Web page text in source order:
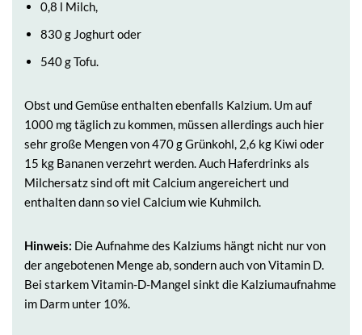
0,8 l Milch,
830 g Joghurt oder
540 g Tofu.
Obst und Gemüse enthalten ebenfalls Kalzium. Um auf
1000 mg täglich zu kommen, müssen allerdings auch hier
sehr große Mengen von 470 g Grünkohl, 2,6 kg Kiwi oder
15 kg Bananen verzehrt werden. Auch Haferdrinks als
Milchersatz sind oft mit Calcium angereichert und
enthalten dann so viel Calcium wie Kuhmilch.
Hinweis: Die Aufnahme des Kalziums hängt nicht nur von
der angebotenen Menge ab, sondern auch von Vitamin D.
Bei starkem Vitamin-D-Mangel sinkt die Kalziumaufnahme
im Darm unter 10%.